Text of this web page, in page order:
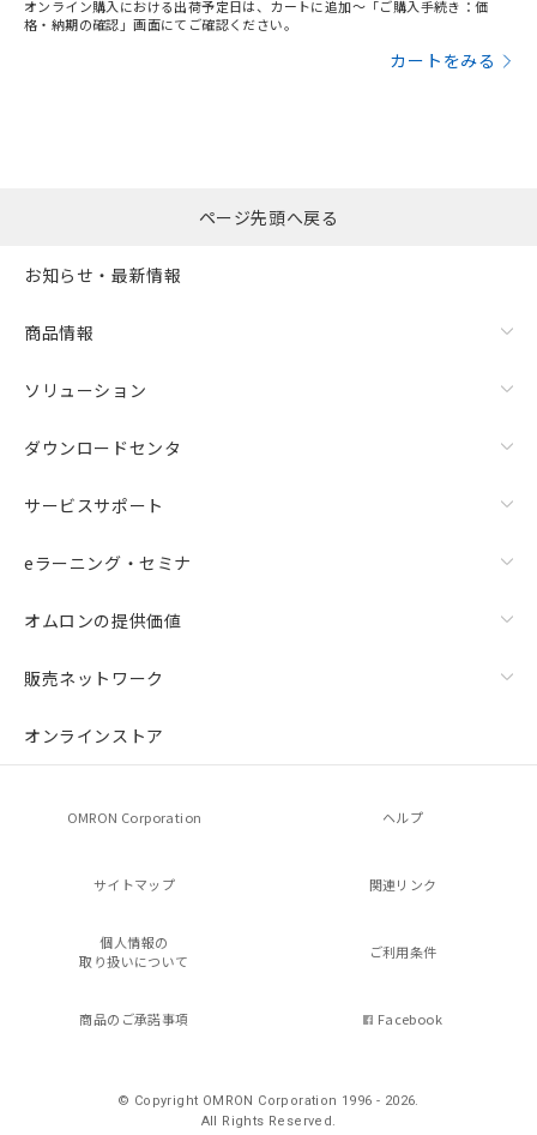
オンライン購入における出荷予定日は、カートに追加～「ご購入手続き：価
格・納期の確認」画面にてご確認ください。
カートをみる
ページ先頭へ戻る
お知らせ・最新情報
商品情報
ソリューション
ダウンロードセンタ
サービスサポート
eラーニング・セミナ
オムロンの提供価値
販売ネットワーク
オンラインストア
OMRON Corporation ヘルプ
サイトマップ 関連リンク
個人情報の
取り扱いについて
ご利用条件
商品のご承諾事項 Facebook
© Copyright OMRON Corporation 1996 - 2026.
All Rights Reserved.